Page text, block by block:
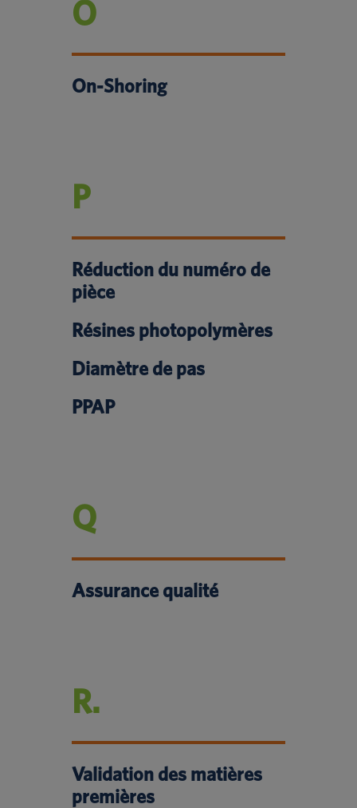
O
On-Shoring
P
Réduction du numéro de
pièce
Résines photopolymères
Diamètre de pas
PPAP
Q
Assurance qualité
R.
Validation des matières
premières